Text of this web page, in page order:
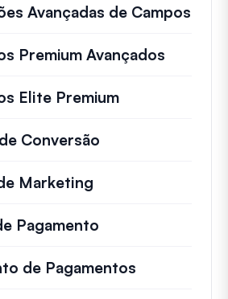
Avançadas de Campos
Premium Avançados
Elite Premium
Conversão
Marketing
Pagamento
de Pagamentos